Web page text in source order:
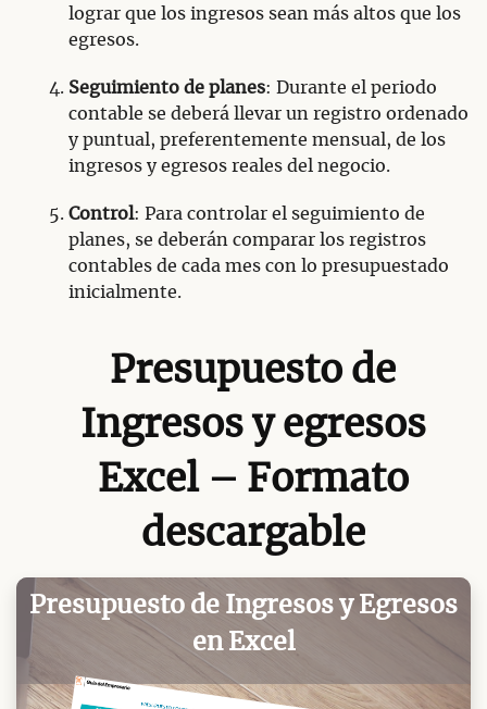
lograr que los ingresos sean más altos que los
egresos.
Seguimiento de planes: Durante el periodo
contable se deberá llevar un registro ordenado
y puntual, preferentemente mensual, de los
ingresos y egresos reales del negocio.
Control: Para controlar el seguimiento de
planes, se deberán comparar los registros
contables de cada mes con lo presupuestado
inicialmente.
Presupuesto de
Ingresos y egresos
Excel – Formato
descargable
Presupuesto de Ingresos y Egresos
en Excel